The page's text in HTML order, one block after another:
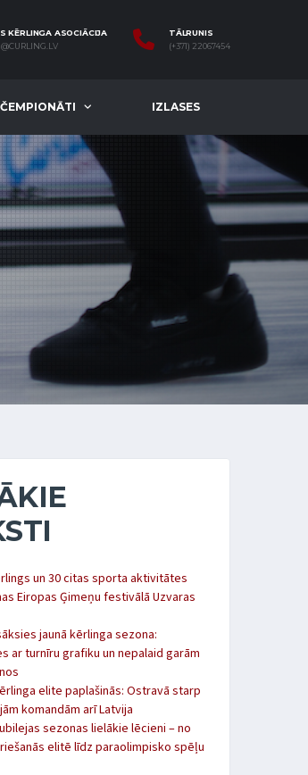
KĒRLINGA ASOCIĀCIJA
TĀLRUNIS
(+371) 22067454
ČEMPIONĀTI IZLASES
un 30 citas sporta aktivitātes
Eiropas Ģimeņu festivālā Uzvaras
jaunā kērlinga sezona:
ar turnīru grafiku un nepalaid garām
elite paplašinās: Ostravā starp
komandām arī Latvija
sezonas lielākie lēcieni – no
elitē līdz paraolimpisko spēļu